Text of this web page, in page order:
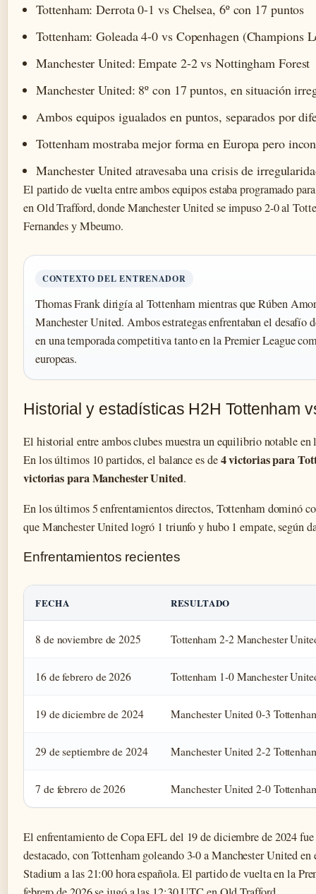
Tottenham: Derrota 0-1 vs Chelsea, 6º con 17 puntos
Tottenham: Goleada 4-0 vs Copenhagen (Champions
Manchester United: Empate 2-2 vs Nottingham Forest
Manchester United: 8º con 17 puntos, en situación
Ambos equipos igualados en puntos, separados por
Tottenham mostraba mejor forma en Europa pero
Manchester United atravesaba una crisis de
El partido de vuelta entre ambos equipos estaba programado
en Old Trafford, donde Manchester United se impuso 2-0 al
Fernandes y Mbeumo.
CONTEXTO DEL ENTRENADOR
Thomas Frank dirigía al Tottenham mientras que Rúben
Manchester United. Ambos estrategas enfrentaban el desafío
en una temporada competitiva tanto en la Premier League
europeas.
Historial y estadísticas H2H Tottenham
El historial entre ambos clubes muestra un equilibrio notable en
En los últimos 10 partidos, el balance es de4 victorias para
victorias para Manchester United.
En los últimos 5 enfrentamientos directos, Tottenham dominó
que Manchester United logró 1 triunfo y hubo 1 empate, según
Enfrentamientos recientes
FECHA RESULTADO
8 de noviembre de 2025 Tottenham 2-2 Manchester
16 de febrero de 2026 Tottenham 1-0 Manchester
19 de diciembre de 2024 Manchester United 0-3
29 de septiembre de 2024 Manchester United 2-2
7 de febrero de 2026 Manchester United 2-0
El enfrentamiento de Copa EFL del 19 de diciembre de 2024
destacado, con Tottenham goleando 3-0 a Manchester United
Stadium a las 21:00 hora española. El partido de vuelta en la